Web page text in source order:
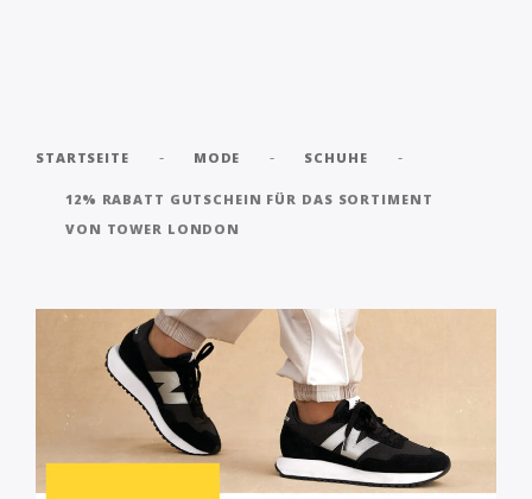
STARTSEITE - MODE - SCHUHE -
12% RABATT GUTSCHEIN FÜR DAS SORTIMENT
VON TOWER LONDON